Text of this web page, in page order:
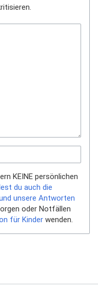
KEINE persönlichen
du auch die
unsere Antworten
oder Notfällen
für Kinder wenden.